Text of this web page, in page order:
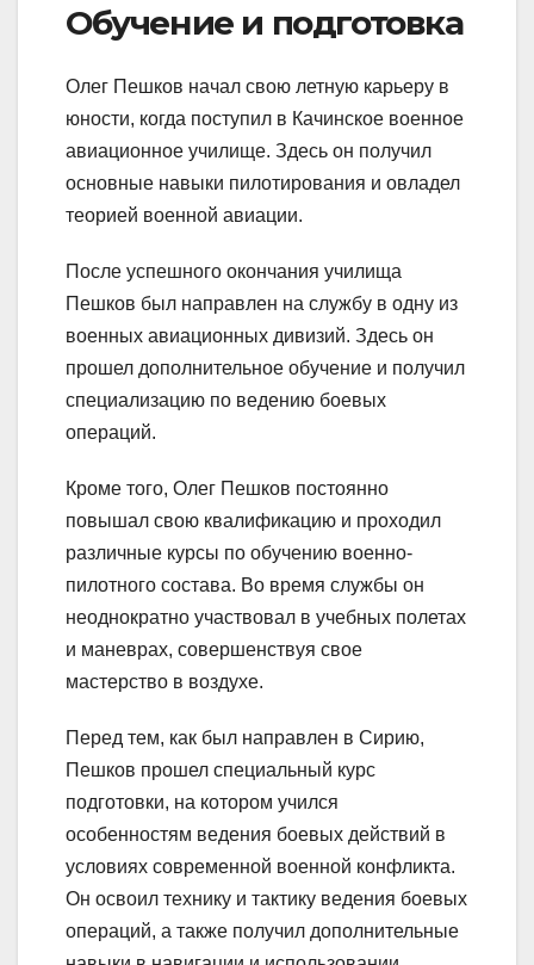
Обучение и подготовка
Олег Пешков начал свою летную карьеру в
юности, когда поступил в Качинское военное
авиационное училище. Здесь он получил
основные навыки пилотирования и овладел
теорией военной авиации.
После успешного окончания училища
Пешков был направлен на службу в одну из
военных авиационных дивизий. Здесь он
прошел дополнительное обучение и получил
специализацию по ведению боевых
операций.
Кроме того, Олег Пешков постоянно
повышал свою квалификацию и проходил
различные курсы по обучению военно-
пилотного состава. Во время службы он
неоднократно участвовал в учебных полетах
и маневрах, совершенствуя свое
мастерство в воздухе.
Перед тем, как был направлен в Сирию,
Пешков прошел специальный курс
подготовки, на котором учился
особенностям ведения боевых действий в
условиях современной военной конфликта.
Он освоил технику и тактику ведения боевых
операций, а также получил дополнительные